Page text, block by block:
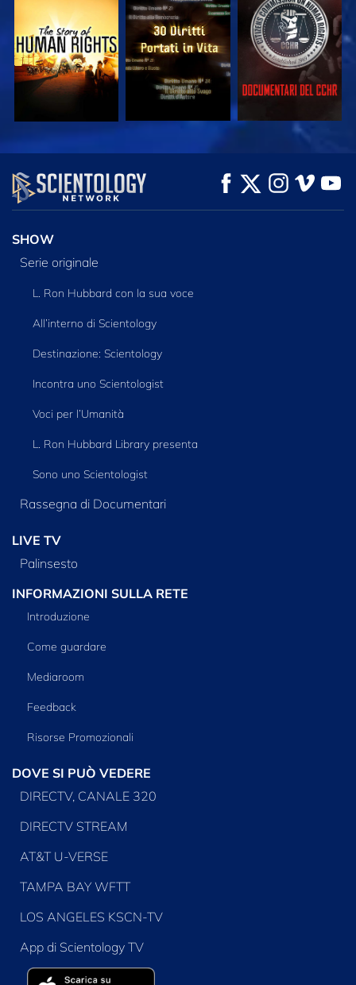
GUARDA GUARDA GUARDA
GUARDA
ESPLORA LE
SERIE
SHOW
Serie originale
L. Ron Hubbard con la sua voce
All’interno di Scientology
Destinazione: Scientology
Incontra uno Scientologist
Voci per l’Umanità
L. Ron Hubbard Library presenta
Sono uno Scientologist
Rassegna di Documentari
LIVE TV
Palinsesto
INFORMAZIONI SULLA RETE
Introduzione
Come guardare
Mediaroom
Feedback
Risorse Promozionali
DOVE SI PUÒ VEDERE
DIRECTV, CANALE 320
DIRECTV STREAM
AT&T U-VERSE
TAMPA BAY WFTT
LOS ANGELES KSCN-TV
App di Scientology TV